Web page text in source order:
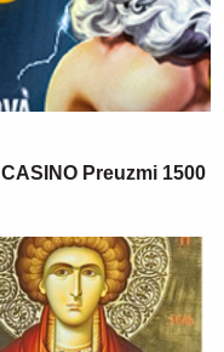
Preuzmi 1500